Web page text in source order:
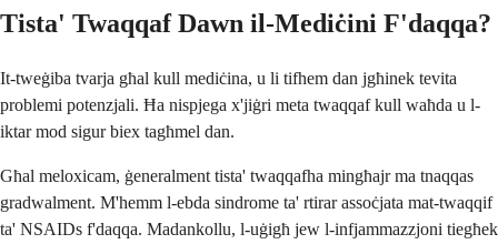
Tista' Twaqqaf Dawn il-Mediċini F'daqqa?
It-tweġiba tvarja għal kull mediċina, u li tifhem dan jgħinek tevita
problemi potenzjali. Ħa nispjega x'jiġri meta twaqqaf kull waħda u l-
iktar mod sigur biex tagħmel dan.
Għal meloxicam, ġeneralment tista' twaqqafha mingħajr ma tnaqqas
gradwalment. M'hemm l-ebda sindrome ta' rtirar assoċjata mat-twaqqif
ta' NSAIDs f'daqqa. Madankollu, l-uġigħ jew l-infjammazzjoni tiegħek